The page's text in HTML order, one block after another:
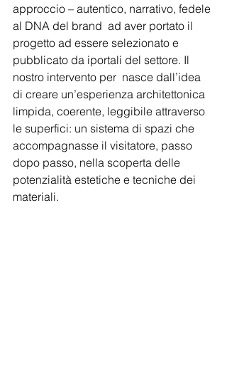
approccio – autentico, narrativo, fedele
al DNA del brand  ad aver portato il
progetto ad essere selezionato e
pubblicato da iportali del settore. Il
nostro intervento per  nasce dall’idea
di creare un’esperienza architettonica
limpida, coerente, leggibile attraverso
le superfici: un sistema di spazi che
accompagnasse il visitatore, passo
dopo passo, nella scoperta delle
potenzialità estetiche e tecniche dei
materiali.